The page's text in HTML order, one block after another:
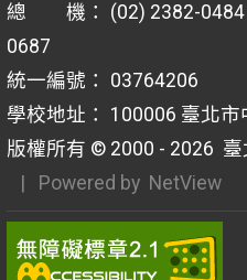
總 機： (02) 2382-
0687
統一編號： 03764206
學校地址： 100006 臺北
版權所有 © 2000 - 2026
| Powered by NetView